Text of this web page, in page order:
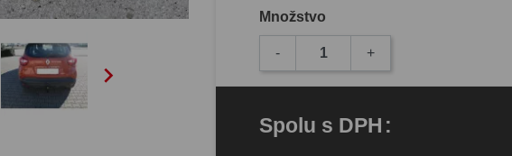

Množstvo
- +
Spolu s DPH: